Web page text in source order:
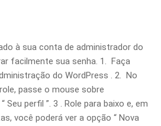
à sua conta de administrador do
facilmente sua senha. 1. Faça
do WordPress . 2. No
passe o mouse sobre
Seu perfil ”. 3 . Role para baixo e, em
você poderá ver a opção “ Nova